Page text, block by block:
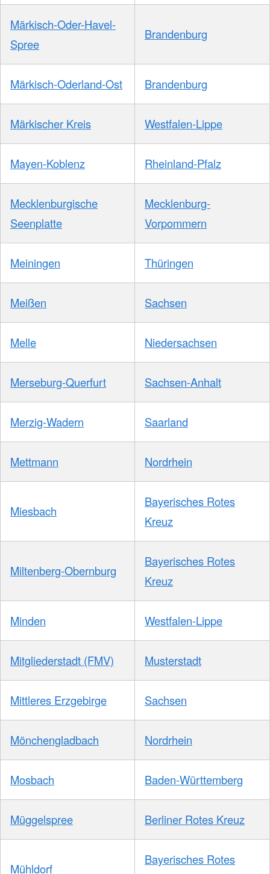
Märkisch-Oder-Havel-
Spree
Brandenburg
Märkisch-Oderland-Ost Brandenburg
Märkischer Kreis Westfalen-Lippe
Mayen-Koblenz Rheinland-Pfalz
Mecklenburgische
Seenplatte
Mecklenburg-
Vorpommern
Meiningen Thüringen
Meißen Sachsen
Melle Niedersachsen
Merseburg-Querfurt Sachsen-Anhalt
Merzig-Wadern Saarland
Mettmann Nordrhein
Miesbach
Bayerisches Rotes
Kreuz
Miltenberg-Obernburg
Bayerisches Rotes
Kreuz
Minden Westfalen-Lippe
Mitgliederstadt (FMV) Musterstadt
Mittleres Erzgebirge Sachsen
Mönchengladbach Nordrhein
Mosbach Baden-Württemberg
Müggelspree Berliner Rotes Kreuz
Mühldorf
Bayerisches Rotes